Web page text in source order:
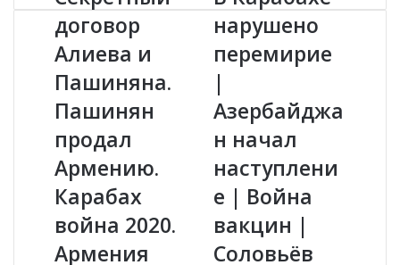
е
к
р
е
н
ы
й
д
о
г
в
о
договор
Алиева и
Пашиняна.
Пашинян
продал
Армению.
Карабах
война 2020.
Армения
К
а
р
а
а
х
е
а
р
ш
е
нарушено
перемирие
|
Азербайджа
н начал
наступлени
е | Война
вакцин |
Соловьёв